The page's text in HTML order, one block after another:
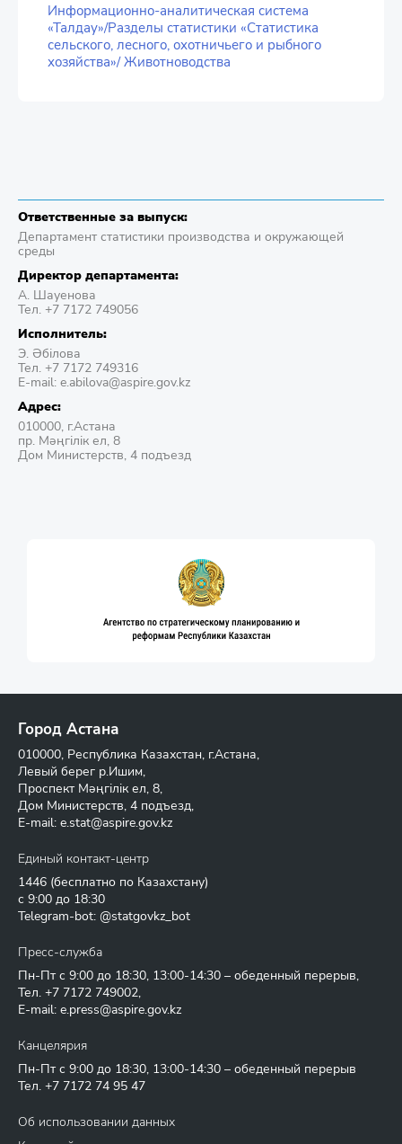
Информационно-аналитическая система
«Талдау»/Разделы статистики «Статистика
сельского, лесного, охотничьего и рыбного
хозяйства»/ Животноводства
Ответственные за выпуск:
Департамент статистики производства и окружающей
среды
Директор департамента:
А. Шауенова
Тел. +7 7172 749056
Исполнитель:
Э. Әбілова
Тел. +7 7172 749316
E-mail: e.abilova@aspire.gov.kz
Адрес:
010000, г.Астана
пр. Мәңгілік ел, 8
Дом Министерств, 4 подъезд
Город Астана
010000, Республика Казахстан, г.Астана,
Левый берег р.Ишим,
Проспект Мәңгілік ел, 8,
Дом Министерств, 4 подъезд,
E-mail: e.stat@aspire.gov.kz
Единый контакт-центр
1446 (бесплатно по Казахстану)
с 9:00 до 18:30
Telegram-bot: @statgovkz_bot
Пресс-служба
Пн-Пт с 9:00 до 18:30, 13:00-14:30 – обеденный перерыв,
Тел. +7 7172 749002,
E-mail: e.press@aspire.gov.kz
Канцелярия
Пн-Пт с 9:00 до 18:30, 13:00-14:30 – обеденный перерыв
Тел. +7 7172 74 95 47
Об использовании данных